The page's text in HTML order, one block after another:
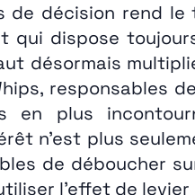
de décision rend
qui dispose
désormais
responsables
plus
n’est plus
de déboucher
l’effet de